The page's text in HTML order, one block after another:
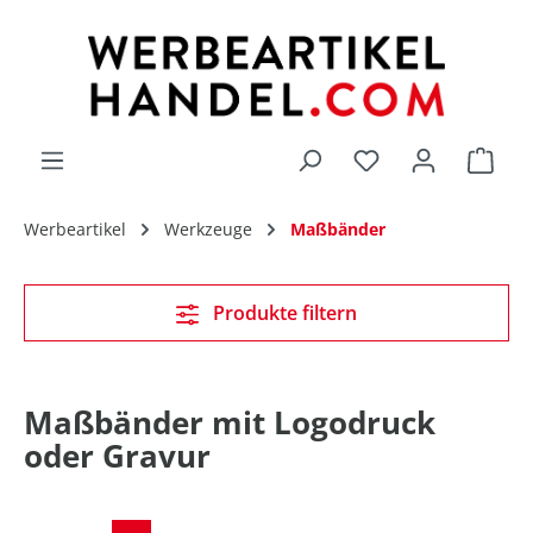
Du hast 0
Werbeartikel Werkzeuge Maßbänder
Maßbänder mit Logodruck
oder Gravur
Produkte filtern